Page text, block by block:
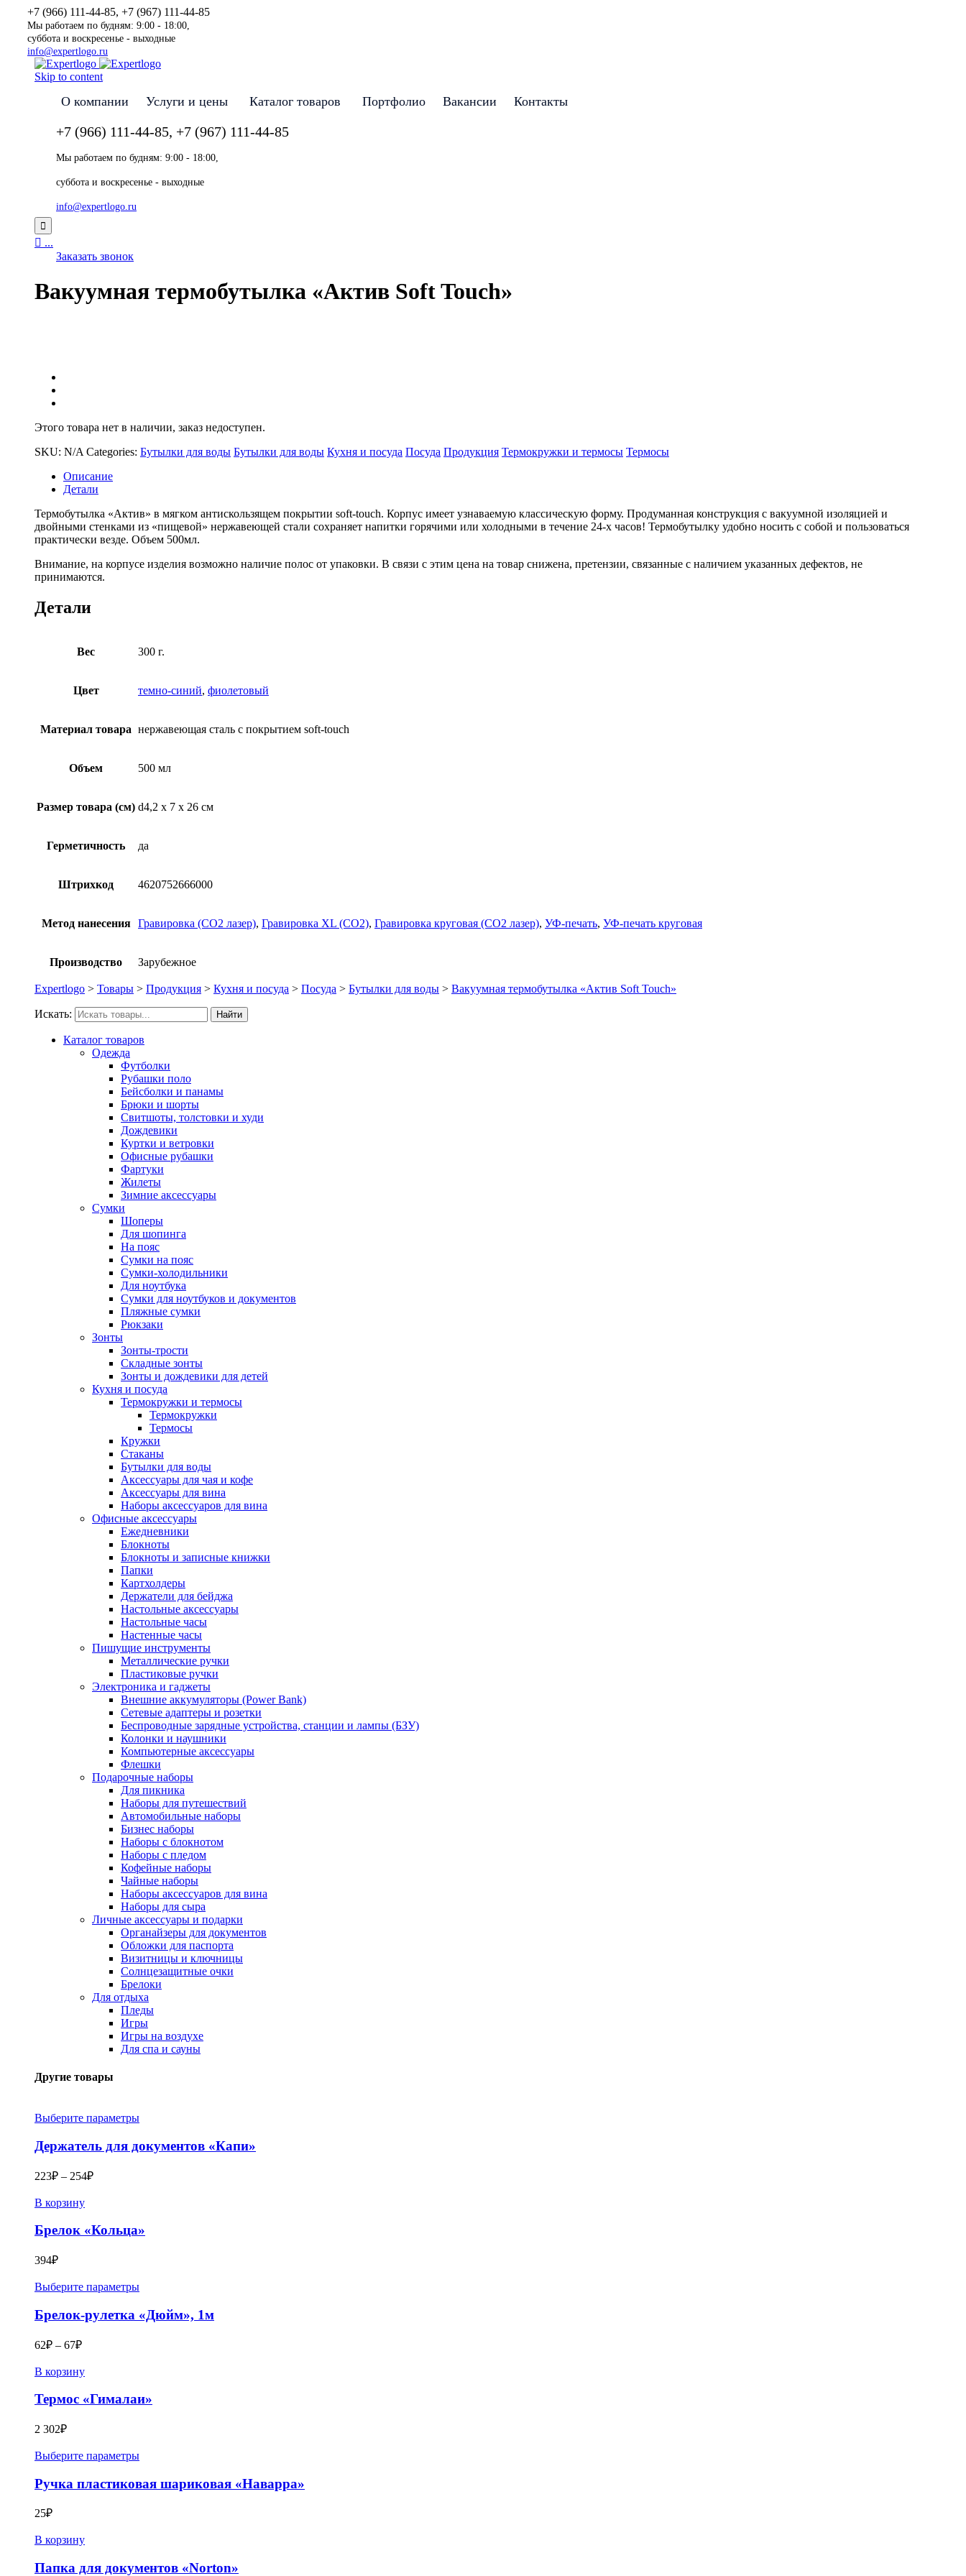
+7 (966) 111-44-85, +7 (967) 111-44-85
Мы работаем по будням: 9:00 - 18:00,
суббота и воскресенье - выходные
info@expertlogo.ru
Skip to content
О компании Услуги и цены Каталог товаров Портфолио Вакансии Контакты
+7 (966) 111-44-85, +7 (967) 111-44-85
Мы работаем по будням: 9:00 - 18:00,
суббота и воскресенье - выходные
info@expertlogo.ru

 ...
Заказать звонок
Вакуумная термобутылка «Актив Soft Touch»
Этого товара нет в наличии, заказ недоступен.
SKU: N/A Categories: Бутылки для воды Бутылки для воды Кухня и посуда Посуда Продукция Термокружки и термосы Термосы
Описание
Детали
Термобутылка «Актив» в мягком антискользящем покрытии soft-touch. Корпус имеет узнаваемую классическую форму. Продуманная конструкция с вакуумной изоляцией и
двойными стенками из «пищевой» нержавеющей стали сохраняет напитки горячими или холодными в течение 24-х часов! Термобутылку удобно носить с собой и пользоваться
практически везде. Объем 500мл.
Внимание, на корпусе изделия возможно наличие полос от упаковки. В связи с этим цена на товар снижена, претензии, связанные с наличием указанных дефектов, не
принимаются.
Детали
Вес 300 г.
Цвет темно-синий, фиолетовый
Материал товара нержавеющая cталь с покрытием soft-touch
Объем 500 мл
Размер товара (см) d4,2 х 7 х 26 см
Герметичность да
Штрихкод 4620752666000
Метод нанесения Гравировка (CO2 лазер), Гравировка XL (СО2), Гравировка круговая (CO2 лазер), УФ-печать, УФ-печать круговая
Производство Зарубежное
Expertlogo > Товары > Продукция > Кухня и посуда > Посуда > Бутылки для воды > Вакуумная термобутылка «Актив Soft Touch»
Искать: Найти
Каталог товаров
Одежда
Футболки
Рубашки поло
Бейсболки и панамы
Брюки и шорты
Свитшоты, толстовки и худи
Дождевики
Куртки и ветровки
Офисные рубашки
Фартуки
Жилеты
Зимние аксессуары
Сумки
Шоперы
Для шопинга
На пояс
Сумки на пояс
Сумки-холодильники
Для ноутбука
Сумки для ноутбуков и документов
Пляжные сумки
Рюкзаки
Зонты
Зонты-трости
Складные зонты
Зонты и дождевики для детей
Кухня и посуда
Термокружки и термосы
Термокружки
Термосы
Кружки
Стаканы
Бутылки для воды
Аксессуары для чая и кофе
Аксессуары для вина
Наборы аксессуаров для вина
Офисные аксессуары
Ежедневники
Блокноты
Блокноты и записные книжки
Папки
Картхолдеры
Держатели для бейджа
Настольные аксессуары
Настольные часы
Настенные часы
Пишущие инструменты
Металлические ручки
Пластиковые ручки
Электроника и гаджеты
Внешние аккумуляторы (Power Bank)
Сетевые адаптеры и розетки
Беспроводные зарядные устройства, станции и лампы (БЗУ)
Колонки и наушники
Компьютерные аксессуары
Флешки
Подарочные наборы
Для пикника
Наборы для путешествий
Автомобильные наборы
Бизнес наборы
Наборы с блокнотом
Наборы с пледом
Кофейные наборы
Чайные наборы
Наборы аксессуаров для вина
Наборы для сыра
Личные аксессуары и подарки
Органайзеры для документов
Обложки для паспорта
Визитницы и ключницы
Солнцезащитные очки
Брелоки
Для отдыха
Пледы
Игры
Игры на воздухе
Для спа и сауны
Другие товары
Выберите параметры
Держатель для документов «Капи»
223₽ – 254₽
В корзину
Брелок «Кольца»
394₽
Выберите параметры
Брелок-рулетка «Дюйм», 1м
62₽ – 67₽
В корзину
Термос «Гималаи»
2 302₽
Выберите параметры
Ручка пластиковая шариковая «Наварра»
25₽
В корзину
Папка для документов «Norton»